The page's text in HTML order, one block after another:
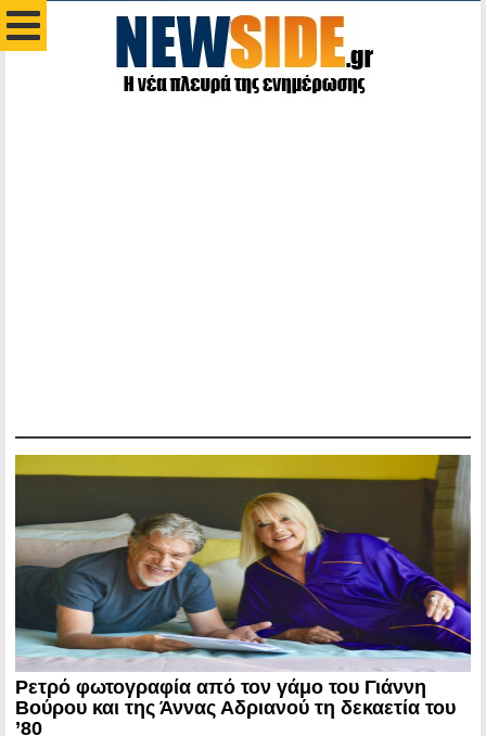
Ρετρό φωτογραφία από τον γάμο του Γιάννη
Βούρου και της Άννας Αδριανού τη δεκαετία του
’80